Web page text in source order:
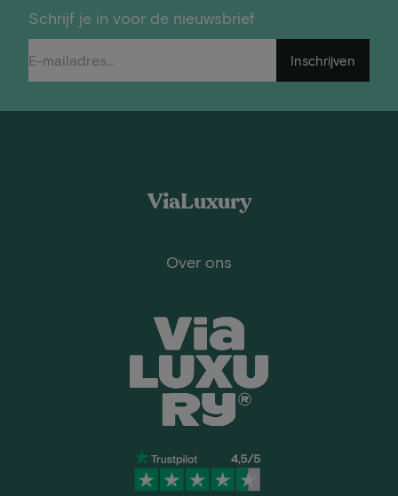
Schrijf je in voor de nieuwsbrief
Inschrijven
ViaLuxury
Over ons